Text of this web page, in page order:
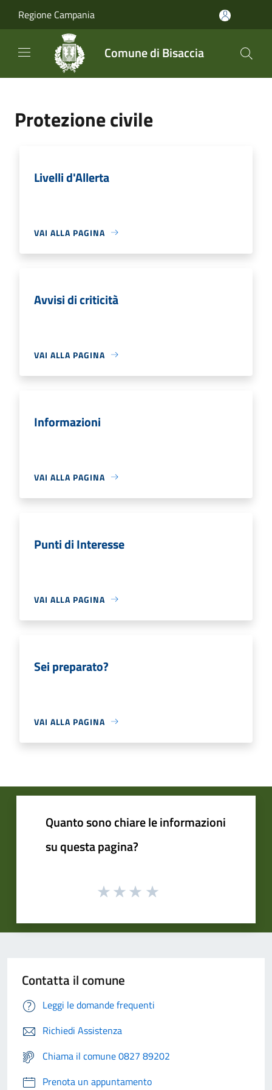
Regione Campania
Comune di Bisaccia
Protezione civile
Livelli d'Allerta
VAI ALLA PAGINA
Avvisi di criticità
VAI ALLA PAGINA
Informazioni
VAI ALLA PAGINA
Punti di Interesse
VAI ALLA PAGINA
Sei preparato?
VAI ALLA PAGINA
Quanto sono chiare le informazioni
su questa pagina?
Contatta il comune
Leggi le domande frequenti
Richiedi Assistenza
Chiama il comune 0827 89202
Prenota un appuntamento